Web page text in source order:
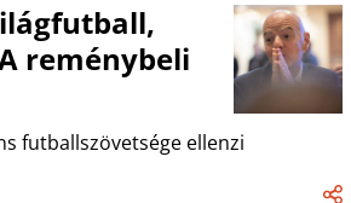
reménybeli
futballszövetsége ellenzi